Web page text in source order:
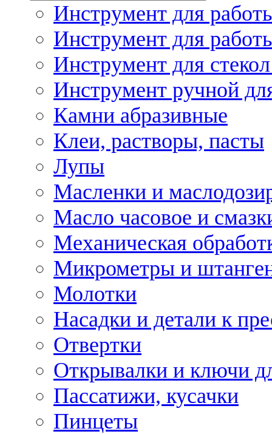
Инструмент для
Инструмент для
Инструмент для
Инструмент ручной
Камни абразивные
Клеи, растворы, пасты
Лупы
Масленки и
Масло часовое и
Механическая
Микрометры и
Молотки
Насадки и детали к
Отвертки
Открывалки и ключи
Пассатижи, кусачки
Пинцеты